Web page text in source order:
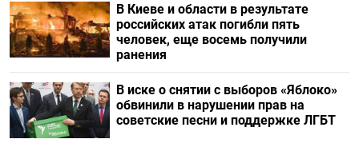
В Киеве и области в результате
российских атак погибли пять
человек, еще восемь получили
ранения
В иске о снятии с выборов «Яблоко»
обвинили в нарушении прав на
советские песни и поддержке ЛГБТ